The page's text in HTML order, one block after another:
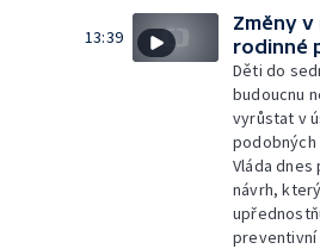
13:39
Změny
rodinné
Děti do
budoucnu
vyrůstat v
podobných
Vláda dnes
návrh, který
preventivní